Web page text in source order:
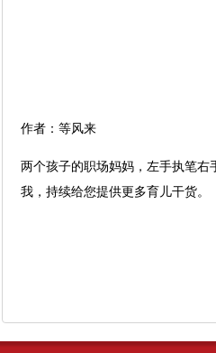
作者：等风来
两个孩子的职场妈妈，左手执笔
我，持续给您提供更多育儿干货。